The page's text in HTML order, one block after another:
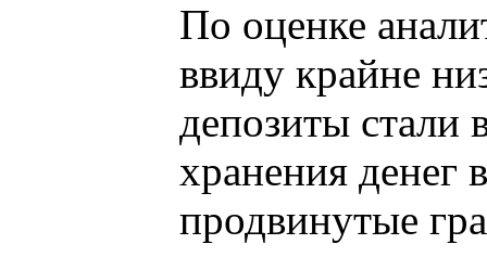
По оценке
ввиду крайне
депозиты
хранения денег
продвинутые